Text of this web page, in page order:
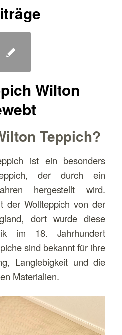
Wilton
Teppich?
ist ein besonders
der durch ein
hergestellt wird.
der Wollteppich von der
dort wurde diese
im 18. Jahrhundert
sind bekannt für ihre
Langlebigkeit und die
Materialien.